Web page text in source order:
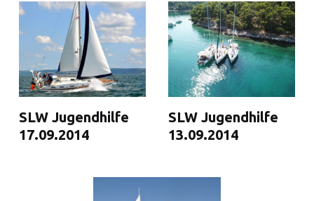
SLW Jugendhilfe
17.09.2014
SLW Jugendhilfe
13.09.2014